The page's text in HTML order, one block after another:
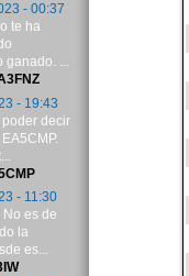
- 00:37
te ha
ganado. ...
- 19:43
decir
- 11:30
No es de
la
es...